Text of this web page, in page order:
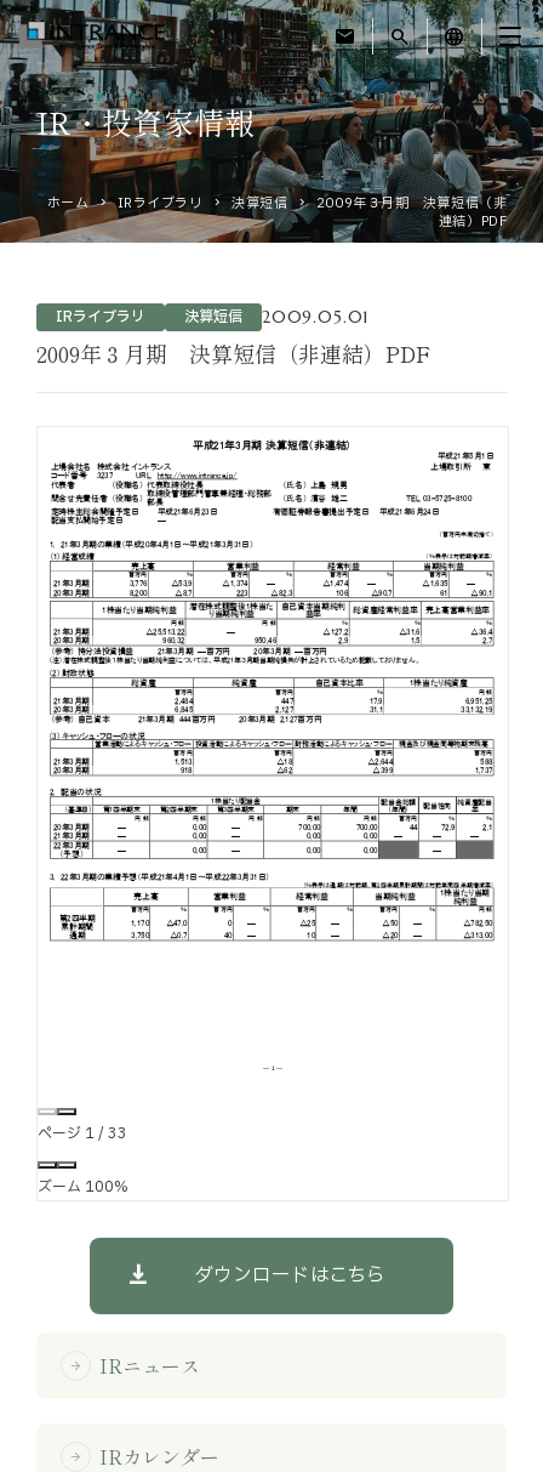
mail search language
トップ
企業情報
運営ホテル
サステナビリティ
お知らせ
お役立ちコラム
採用情報
お問い合わせ
免責事項サイトマップ勧誘方針IRポリシー
IR・投資家情報
ホーム IRライブラリ 決算短信
2009年３月期 決算短信（非
連結）PDF
IRライブラリ 決算短信 2009.05.01
2009年３月期 決算短信（非連結）PDF
ページ 1/33
ズーム 100%
ダウンロードはこちら
arrow_forward IRニュース
arrow_forward IRカレンダー